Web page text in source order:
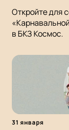
Откройте для
в БКЗ Космос.
31 января